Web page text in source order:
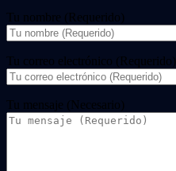
Tu nombre (Requerido)
Tu correo electrónico (Requerido)
Tu mensaje (Necesario)